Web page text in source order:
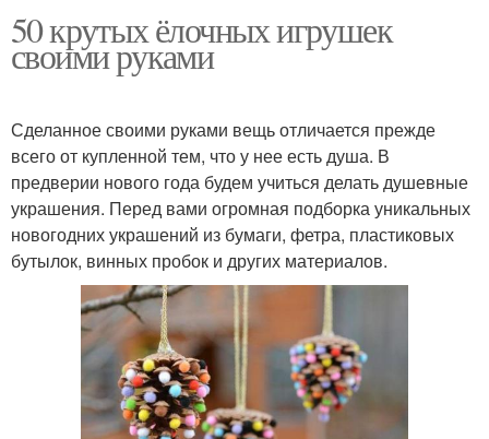
50 крутых ёлочных игрушек
своими руками
Сделанное своими руками вещь отличается прежде
всего от купленной тем, что у нее есть душа. В
предверии нового года будем учиться делать душевные
украшения. Перед вами огромная подборка уникальных
новогодних украшений из бумаги, фетра, пластиковых
бутылок, винных пробок и других материалов.